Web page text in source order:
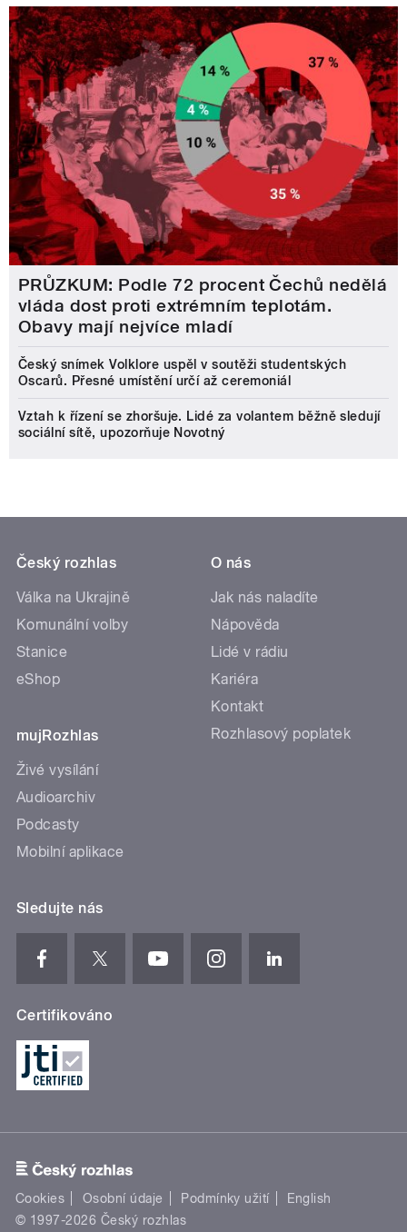
PRŮZKUM: Podle 72 procent Čechů nedělá
vláda dost proti extrémním teplotám.
Obavy mají nejvíce mladí
Český snímek Volklore uspěl v soutěži studentských
Oscarů. Přesné umístění určí až ceremoniál
Vztah k řízení se zhoršuje. Lidé za volantem běžně sledují
sociální sítě, upozorňuje Novotný
Český rozhlas
Válka na Ukrajině
Komunální volby
Stanice
eShop
mujRozhlas
Živé vysílání
Audioarchiv
Podcasty
Mobilní aplikace
O nás
Jak nás naladíte
Nápověda
Lidé v rádiu
Kariéra
Kontakt
Rozhlasový poplatek
Sledujte nás
Certifikováno
Cookies Osobní údaje Podmínky užití
English
© 1997-2026 Český rozhlas